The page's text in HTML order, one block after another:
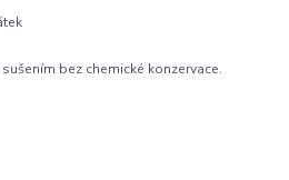
bez chemické konzervace.